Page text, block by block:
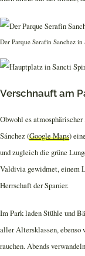
Der Parque Serafin Sanchez
Verschnauft am
Obwohl es
Sánchez (Google Maps)
und zugleich die grüne
Valdivia gewidmet, einem
Herrschaft der Spanier.
Im Park laden Stühle und
aller Altersklassen, ebenso
rauchen. Abends